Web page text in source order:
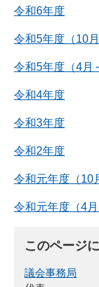
令和6年度
令和5年度（10月
令和5年度（4月
令和4年度
令和3年度
令和2年度
令和元年度（10
令和元年度（4月
このページ
議会事務局